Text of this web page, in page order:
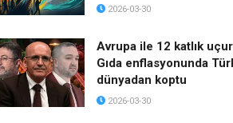
2026-03-30
Avrupa ile 12 katlık
Gıda enflasyonunda
dünyadan koptu
2026-03-30